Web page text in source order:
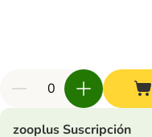
zooplus Suscripción